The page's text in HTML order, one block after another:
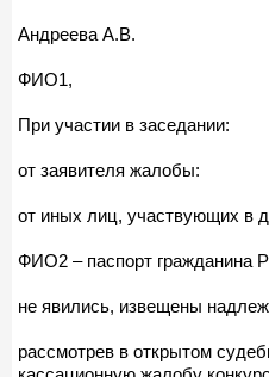
Андреева А.В.
ФИО1,
При участии в заседании:
от заявителя жалобы:
от иных лиц, участвующих в
ФИО2 – паспорт гражданина
не явились, извещены
рассмотрев в открытом